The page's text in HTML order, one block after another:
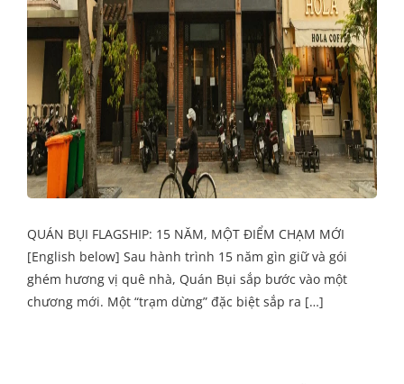
QUÁN BỤI FLAGSHIP: 15 NĂM, MỘT ĐIỂM CHẠM MỚI
[English below] Sau hành trình 15 năm gìn giữ và gói
ghém hương vị quê nhà, Quán Bụi sắp bước vào một
chương mới. Một “trạm dừng” đặc biệt sắp ra […]